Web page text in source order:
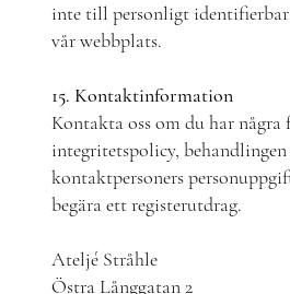
inte till personligt
vår webbplats.
15. Kontaktinformation
Kontakta oss om du har några
integritetspolicy,
kontaktpersoners
begära ett registerutdrag.
Ateljé Stråhle
Östra Långgatan 2